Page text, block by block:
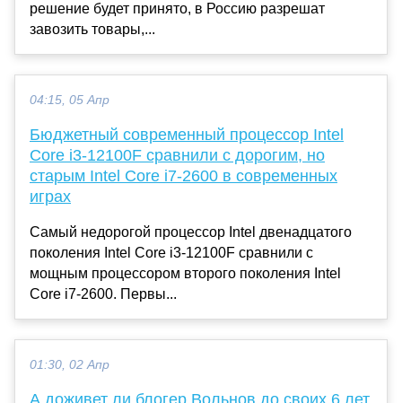
решение будет принято, в Россию разрешат
завозить товары,...
04:15, 05 Апр
Бюджетный современный процессор Intel
Core i3-12100F сравнили с дорогим, но
старым Intel Core i7-2600 в современных
играх
Самый недорогой процессор Intel двенадцатого
поколения Intel Core i3-12100F сравнили с
мощным процессором второго поколения Intel
Core i7-2600. Первы...
01:30, 02 Апр